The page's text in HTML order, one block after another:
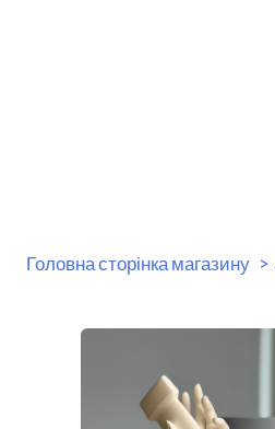
Головна сторінка магазину